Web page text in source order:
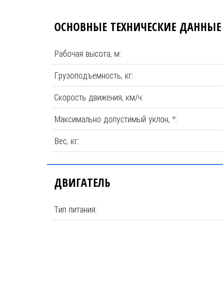
ОСНОВНЫЕ ТЕХНИЧЕСКИЕ ДАННЫЕ
Рабочая высота, м:
Грузоподъемность, кг:
Скорость движения, км/ч:
Максимально допустимый уклон, °:
Вес, кг:
ДВИГАТЕЛЬ
Тип питания: